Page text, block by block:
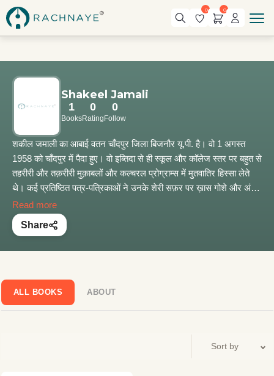
0 0
Shakeel Jamali
1
Books
0
Rating
0
Follow
शकील जमाली का आबाई वतन चाँदपुर जिला बिजनौर यू.पी. है। वो 1 अगस्त
1958 को चाँदपुर में पैदा हुए। वो इब्तिदा से ही स्कूल और कॉलेज स्तर पर बहुत से
तहरीरी और तक़रीरी मुक़ाबलों और कल्चरल प्रोग्राम्स में मुतवातिर हिस्सा लेते
थे। कई प्रतिष्ठित पत्र-पत्रिकाओं ने उनके शेरी सफ़र पर ख़ास गोशे और अंक
प्रकाशित किए हैं। सहाफ़त से भी वाबस्ता रहे हैं। 'नई दुनिया' उर्दू साप्ताहिक और
इसी इदारे से शाया होने वाले रिसाले 'हर्फ़-ए-आख़िर' के लिए भी उन्होंने ख़िदमात
अंजाम दी हैं। टीवी के लिए उन्होंने शायरों और अदीबों के हालात-ए-ज़िन्दगी और
Read more
Share
ALL BOOKS ABOUT